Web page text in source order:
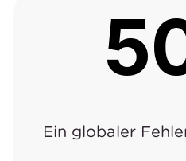
Ein globaler